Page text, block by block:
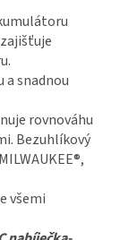
snadnou
rovnováhu
Bezuhlíkový
všemi